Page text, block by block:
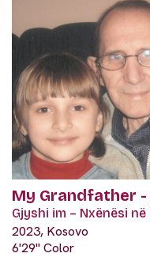
My Grandfather -
Gjyshi im – Nxënësi në
2023, Kosovo
6'29" Color